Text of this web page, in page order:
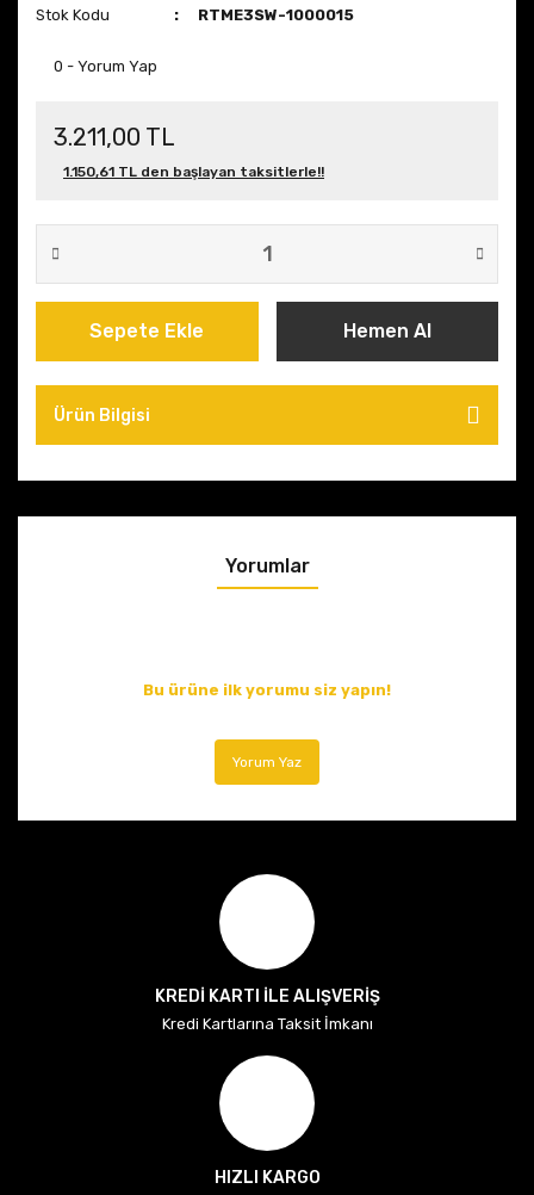
Stok Kodu
RTME3SW-1000015
0 - Yorum Yap
3.211,00 TL
1.150,61 TL den başlayan taksitlerle!!
Sepete Ekle Hemen Al
Ürün Bilgisi
Yorumlar
Bu ürüne ilk yorumu siz yapın!
Yorum Yaz
KREDİ KARTI İLE ALIŞVERİŞ
Kredi Kartlarına Taksit İmkanı
HIZLI KARGO